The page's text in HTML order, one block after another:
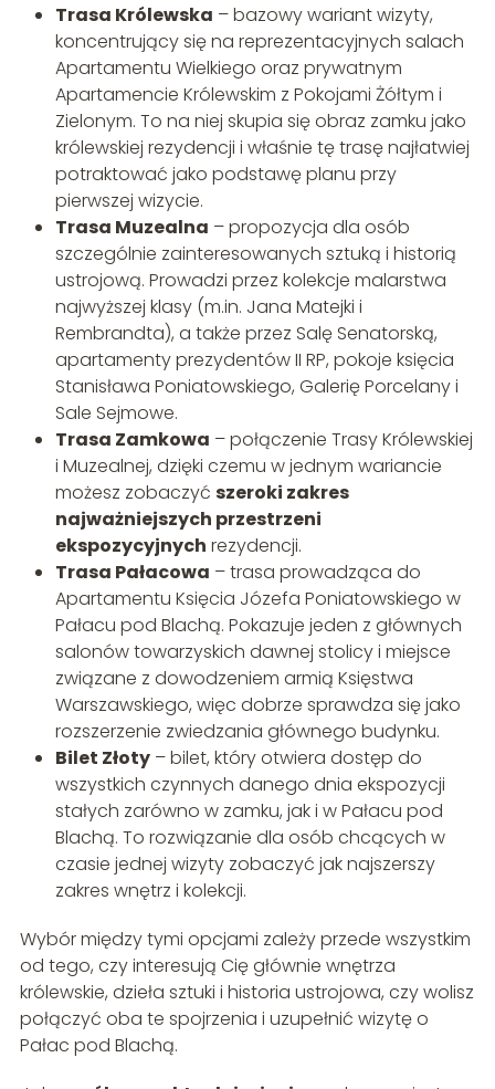
Trasa Królewska – bazowy wariant wizyty,
koncentrujący się na reprezentacyjnych salach
Apartamentu Wielkiego oraz prywatnym
Apartamencie Królewskim z Pokojami Żółtym i
Zielonym. To na niej skupia się obraz zamku jako
królewskiej rezydencji i właśnie tę trasę najłatwiej
potraktować jako podstawę planu przy
pierwszej wizycie.
Trasa Muzealna – propozycja dla osób
szczególnie zainteresowanych sztuką i historią
ustrojową. Prowadzi przez kolekcje malarstwa
najwyższej klasy (m.in. Jana Matejki i
Rembrandta), a także przez Salę Senatorską,
apartamenty prezydentów II RP, pokoje księcia
Stanisława Poniatowskiego, Galerię Porcelany i
Sale Sejmowe.
Trasa Zamkowa – połączenie Trasy Królewskiej
i Muzealnej, dzięki czemu w jednym wariancie
możesz zobaczyć szeroki zakres
najważniejszych przestrzeni
ekspozycyjnych rezydencji.
Trasa Pałacowa – trasa prowadząca do
Apartamentu Księcia Józefa Poniatowskiego w
Pałacu pod Blachą. Pokazuje jeden z głównych
salonów towarzyskich dawnej stolicy i miejsce
związane z dowodzeniem armią Księstwa
Warszawskiego, więc dobrze sprawdza się jako
rozszerzenie zwiedzania głównego budynku.
Bilet Złoty– bilet, który otwiera dostęp do
wszystkich czynnych danego dnia ekspozycji
stałych zarówno w zamku, jak i w Pałacu pod
Blachą. To rozwiązanie dla osób chcących w
czasie jednej wizyty zobaczyć jak najszerszy
zakres wnętrz i kolekcji.
Wybór między tymi opcjami zależy przede wszystkim
od tego, czy interesują Cię głównie wnętrza
królewskie, dzieła sztuki i historia ustrojowa, czy wolisz
połączyć oba te spojrzenia i uzupełnić wizytę o
Pałac pod Blachą.